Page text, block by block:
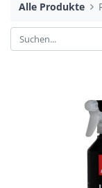
Alle Produkte